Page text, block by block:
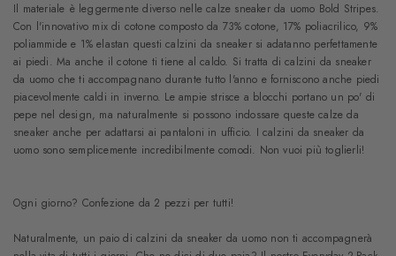
Il materiale è leggermente diverso nelle calze sneaker da uomo Bold Stripes.
Con l'innovativo mix di cotone composto da 73% cotone, 17% poliacrilico, 9%
poliammide e 1% elastan questi calzini da sneaker si adatanno perfettamente
ai piedi. Ma anche il cotone ti tiene al caldo. Si tratta di calzini da sneaker
da uomo che ti accompagnano durante tutto l'anno e forniscono anche piedi
piacevolmente caldi in inverno. Le ampie strisce a blocchi portano un po' di
pepe nel design, ma naturalmente si possono indossare queste calze da
sneaker anche per adattarsi ai pantaloni in ufficio. I calzini da sneaker da
uomo sono semplicemente incredibilmente comodi. Non vuoi più toglierli!
Ogni giorno? Confezione da 2 pezzi per tutti!
Naturalmente, un paio di calzini da sneaker da uomo non ti accompagnerà